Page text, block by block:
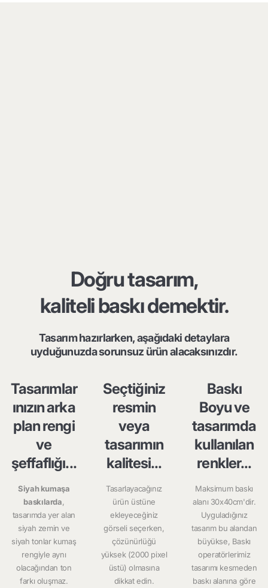
Doğru tasarım,
kaliteli baskı demektir.
Tasarım hazırlarken, aşağıdaki detaylara
uyduğunuzda sorunsuz ürün alacaksınızdır.
Tasarımlar
ınızın arka
plan rengi
ve
şeffaflığı...
Siyah kumaşa
baskılarda,
tasarımda yer alan
siyah zemin ve
siyah tonlar kumaş
rengiyle aynı
olacağından ton
farkı oluşmaz.
Seçtiğiniz
resmin
veya
tasarımın
kalitesi...
Tasarlayacağınız
ürün üstüne
ekleyeceğiniz
görseli seçerken,
çözünürlüğü
yüksek (2000 pixel
üstü) olmasına
dikkat edin.
Baskı
Boyu ve
tasarımda
kullanılan
renkler...
Maksimum baskı
alanı 30x40cm'dir.
Uyguladığınız
tasarım bu alandan
büyükse, Baskı
operatörlerimiz
tasarımı kesmeden
baskı alanına göre